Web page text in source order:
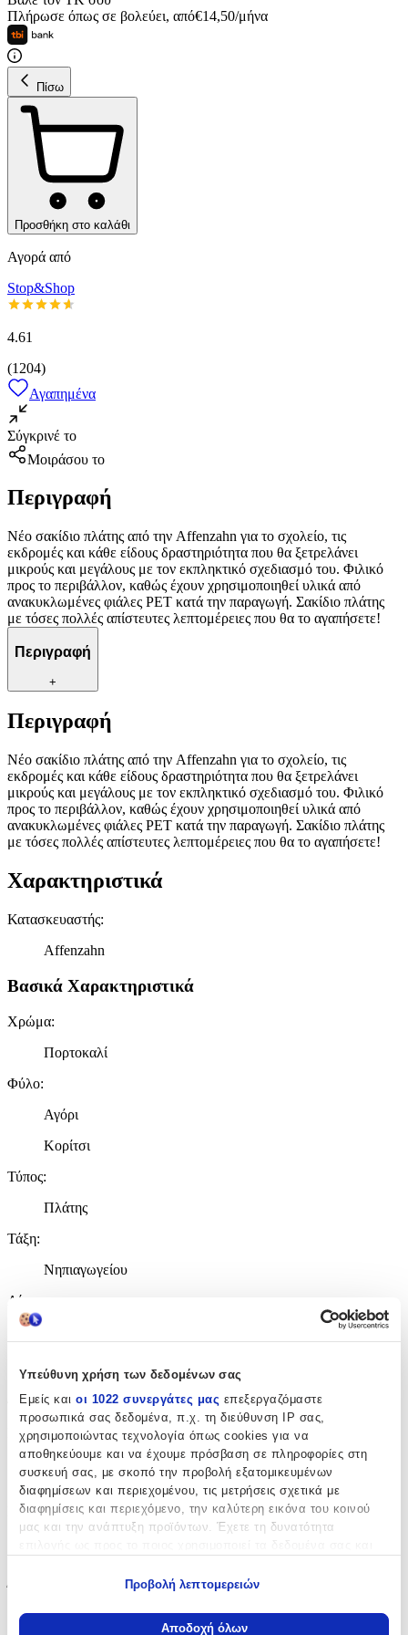
Υπεύθυνη χρήση των δεδομένων σας
Εμείς και οι 1022 συνεργάτες μας επεξεργαζόμαστε
προσωπικά σας δεδομένα, π.χ. τη διεύθυνση IP σας,
χρησιμοποιώντας τεχνολογία όπως cookies για να
αποθηκεύουμε και να έχουμε πρόσβαση σε πληροφορίες στη
συσκευή σας, με σκοπό την προβολή εξατομικευμένων
διαφημίσεων και περιεχομένου, τις μετρήσεις σχετικά με
διαφημίσεις και περιεχόμενο, την καλύτερη εικόνα του κοινού
μας και την ανάπτυξη προϊόντων. Έχετε τη δυνατότητα
Να συλλέξουμε πληροφορίες σχετικά με τη γεωγραφική
Προβολή λεπτομερειών
Αποδοχή όλων
Πλήρωσε όπως σε βολεύει, από€14,50/μήνα
Πίσω
Προσθήκη στο καλάθι
Αγορά από
Stop&Shop
4.61
(1204)
Αγαπημένα
Σύγκρινέ το
Μοιράσου το
Περιγραφή
Νέο σακίδιο πλάτης από την Affenzahn για το σχολείο, τις
εκδρομές και κάθε είδους δραστηριότητα που θα ξετρελάνει
μικρούς και μεγάλους με τον εκπληκτικό σχεδιασμό του. Φιλικό
προς το περιβάλλον, καθώς έχουν χρησιμοποιηθεί υλικά από
ανακυκλωμένες φιάλες PET κατά την παραγωγή. Σακίδιο πλάτης
με τόσες πολλές απίστευτες λεπτομέρειες που θα το αγαπήσετε!
Περιγραφή
+
Περιγραφή
Νέο σακίδιο πλάτης από την Affenzahn για το σχολείο, τις
εκδρομές και κάθε είδους δραστηριότητα που θα ξετρελάνει
μικρούς και μεγάλους με τον εκπληκτικό σχεδιασμό του. Φιλικό
προς το περιβάλλον, καθώς έχουν χρησιμοποιηθεί υλικά από
ανακυκλωμένες φιάλες PET κατά την παραγωγή. Σακίδιο πλάτης
με τόσες πολλές απίστευτες λεπτομέρειες που θα το αγαπήσετε!
Χαρακτηριστικά
Κατασκευαστής:
Affenzahn
Βασικά Χαρακτηριστικά
Χρώμα:
Πορτοκαλί
Φύλο:
Αγόρι
Κορίτσι
Τύπος:
Πλάτης
Τάξη:
Νηπιαγωγείου
Λίτρα
Διαστάσεις
Μήκος:
20
cm
Πλάτος: